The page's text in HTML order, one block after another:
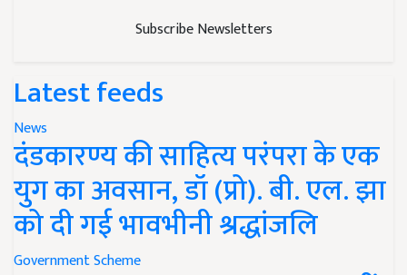
Subscribe Newsletters
Latest feeds
News
दंडकारण्य की साहित्य परंपरा के एक
युग का अवसान, डॉ (प्रो). बी. एल. झा
को दी गई भावभीनी श्रद्धांजलि
Government Scheme